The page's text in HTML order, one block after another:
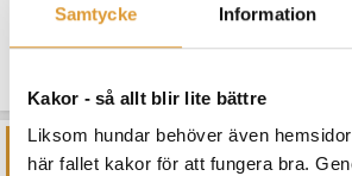
Samtycke Information
Kakor - så allt blir lite bättre
Liksom hundar behöver även
här fallet kakor för att fungera bra.
Betygsatt
av 5
98,00
Lägg till i varukorg